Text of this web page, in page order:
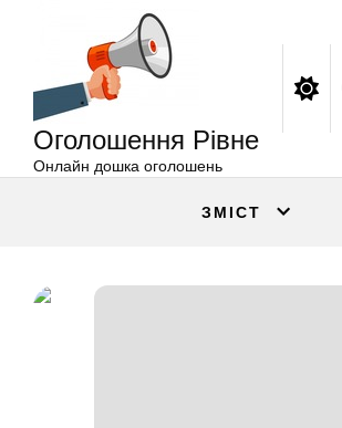
Оголошення Рівне
Онлайн дошка оголошень
ЗМІСТ